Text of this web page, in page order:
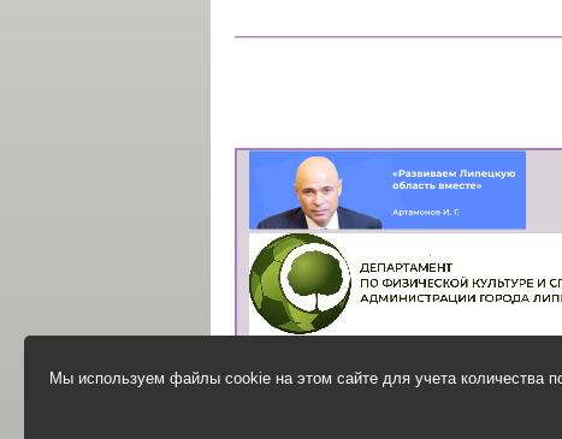
Мы используем файлы cookie на этом сайте для учета количества